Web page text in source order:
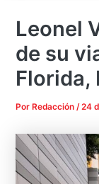
Leonel
de su
Florida,
Por Redacción/24